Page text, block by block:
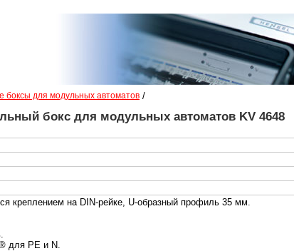
боксы для модульных автоматов /
бокс для модульных автоматов KV 4648
креплением на DIN-рейке, U-образный профиль 35 мм.
для PE и N.